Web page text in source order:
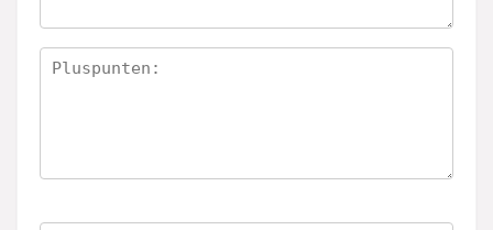
rre
n